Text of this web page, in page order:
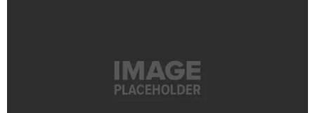
הוסף קו תחתון לקישורים